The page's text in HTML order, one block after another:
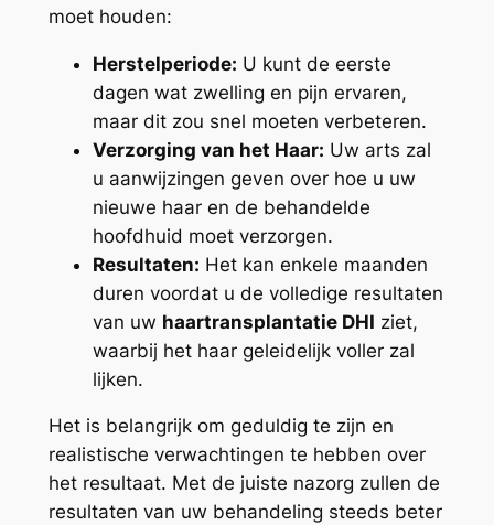
moet houden:
Herstelperiode: U kunt de eerste
dagen wat zwelling en pijn ervaren,
maar dit zou snel moeten verbeteren.
Verzorging van het Haar: Uw arts zal
u aanwijzingen geven over hoe u uw
nieuwe haar en de behandelde
hoofdhuid moet verzorgen.
Resultaten: Het kan enkele maanden
duren voordat u de volledige resultaten
van uw haartransplantatie DHI ziet,
waarbij het haar geleidelijk voller zal
lijken.
Het is belangrijk om geduldig te zijn en
realistische verwachtingen te hebben over
het resultaat. Met de juiste nazorg zullen de
resultaten van uw behandeling steeds beter